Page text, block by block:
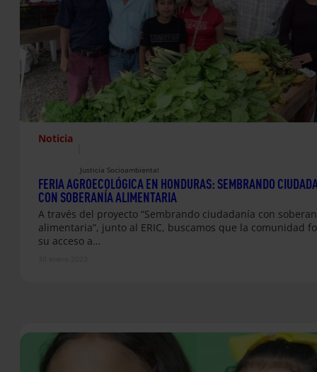
Noticia
Justicia Socioambiental
FERIA AGROECOLÓGICA EN HONDURAS: SEMBRANDO
CON SOBERANÍA ALIMENTARIA
A través del proyecto “Sembrando ciudadanía con
alimentaria”, junto al ERIC, buscamos que la comunidad
su acceso a…